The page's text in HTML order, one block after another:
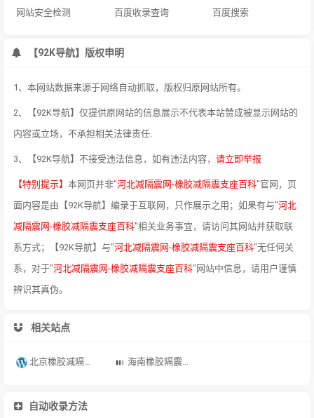
网站安全检测 百度收录查询 百度搜索
【92K导航】版权申明
1、本网站数据来源于网络自动抓取，版权归原网站所有。
2、【92K导航】仅提供原网站的信息展示不代表本站赞成被显示网站的
内容或立场，不承担相关法律责任.
3、【92K导航】不接受违法信息，如有违法内容， 请立即举报
【特别提示】 本网页并非"河北减隔震网-橡胶减隔震支座百科"官网，页
面内容是由【92K导航】编录于互联网，只作展示之用；如果有与"河北
减隔震网-橡胶减隔震支座百科"相关业务事宜，请访问其网站并获取联
系方式；【92K导航】与"河北减隔震网-橡胶减隔震支座百科"无任何关
系，对于"河北减隔震网-橡胶减隔震支座百科"网站中信息，请用户谨慎
辨识其真伪。
相关站点
北京橡胶减隔震支座厂家 | 抗震支座生产厂家 | 减隔震支座生产厂家哪家好 海南橡胶隔震支座 | 抗震支座厂家 |减隔震阻尼器 | 减隔震支座生产厂家哪家好
自动收录方法